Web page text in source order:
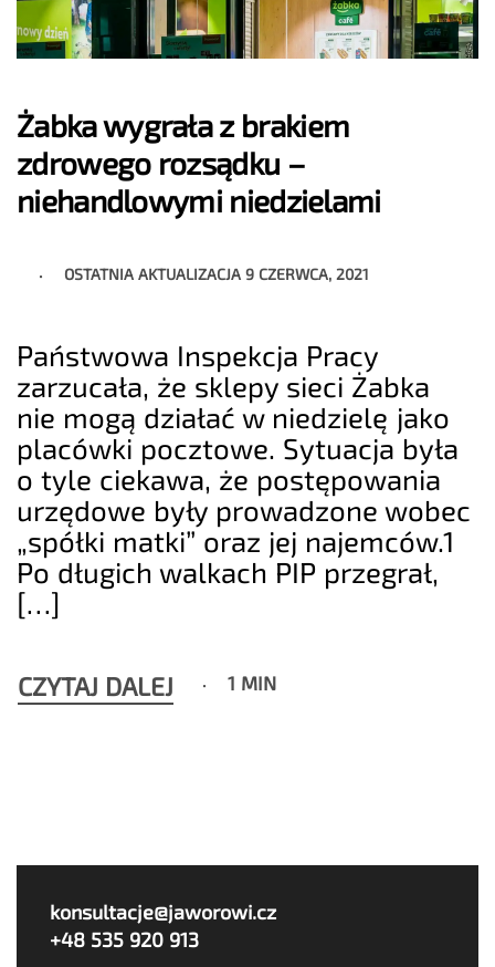
Żabka wygrała z brakiem
zdrowego rozsądku –
niehandlowymi niedzielami
OSTATNIA AKTUALIZACJA9 CZERWCA, 2021
Państwowa Inspekcja Pracy
zarzucała, że sklepy sieci Żabka
nie mogą działać w niedzielę jako
placówki pocztowe. Sytuacja była
o tyle ciekawa, że postępowania
urzędowe były prowadzone wobec
„spółki matki” oraz jej najemców.1
Po długich walkach PIP przegrał,
[…]
CZYTAJ DALEJ 1 MIN
konsultacje@jaworowi.cz
+48 535 920 913